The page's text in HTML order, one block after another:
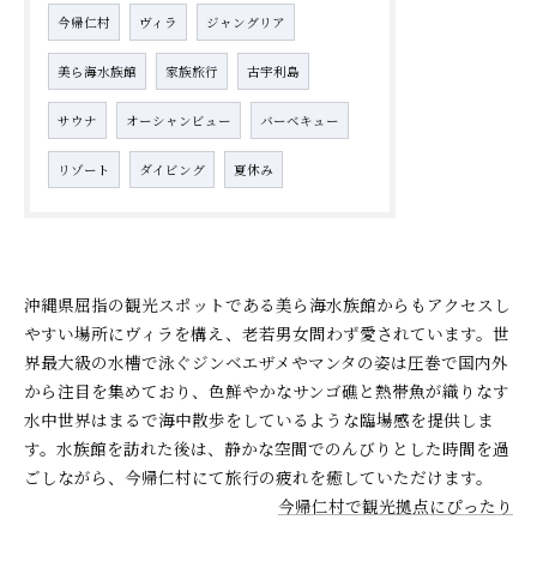
今帰仁村 ヴィラ ジャングリア
美ら海水族館 家族旅行 古宇利島
サウナ オーシャンビュー バーベキュー
リゾート ダイビング 夏休み
沖縄県屈指の観光スポットである美ら海水族館からもアクセスし
やすい場所にヴィラを構え、老若男女問わず愛されています。世
界最大級の水槽で泳ぐジンベエザメやマンタの姿は圧巻で国内外
から注目を集めており、色鮮やかなサンゴ礁と熱帯魚が織りなす
水中世界はまるで海中散歩をしているような臨場感を提供しま
す。水族館を訪れた後は、静かな空間でのんびりとした時間を過
ごしながら、今帰仁村にて旅行の疲れを癒していただけます。
今帰仁村で観光拠点にぴったり